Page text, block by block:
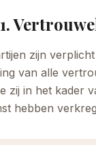
zijn
van alle
zij in het kader
hebben